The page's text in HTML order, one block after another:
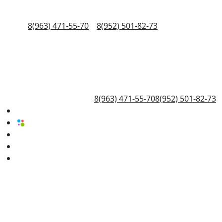
8(963) 471-55-70 8(952) 501-82-73
8(963) 471-55-708(952) 501-82-73